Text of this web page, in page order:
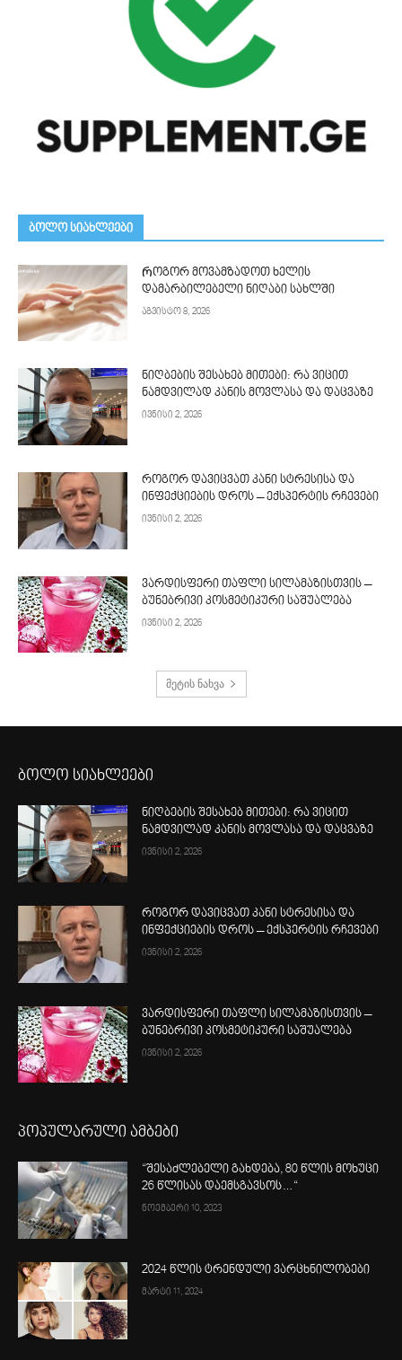
ᲑᲝᲚᲝ ᲡᲘᲐᲮᲚᲔᲔᲑᲘ
Როგორ მოვამზადოთ ხელის
დამარბილებელი ნიღაბი სახლში
აგვისტო 8, 2026
ნიღბების შესახებ მითები: რა ვიცით
ნამდვილად კანის მოვლასა და დაცვაზე
ივნისი 2, 2026
როგორ დავიცვათ კანი სტრესისა და
ინფექციების დროს – ექსპერტის რჩევები
ივნისი 2, 2026
ვარდისფერი თაფლი სილამაზისთვის –
ბუნებრივი კოსმეტიკური საშუალება
ივნისი 2, 2026
მეტის ნახვა
ბოლო სიახლეები
ნიღბების შესახებ მითები: რა ვიცით
ნამდვილად კანის მოვლასა და დაცვაზე
ივნისი 2, 2026
როგორ დავიცვათ კანი სტრესისა და
ინფექციების დროს – ექსპერტის რჩევები
ივნისი 2, 2026
ვარდისფერი თაფლი სილამაზისთვის –
ბუნებრივი კოსმეტიკური საშუალება
ივნისი 2, 2026
პოპულარული ამბები
“შესაძლებელი გახდება, 80 წლის მოხუცი
26 წლისას დაემსგავსოს…“
ნოემბერი 10, 2023
2024 წლის ტრენდული ვარცხნილობები
მარტი 11, 2024